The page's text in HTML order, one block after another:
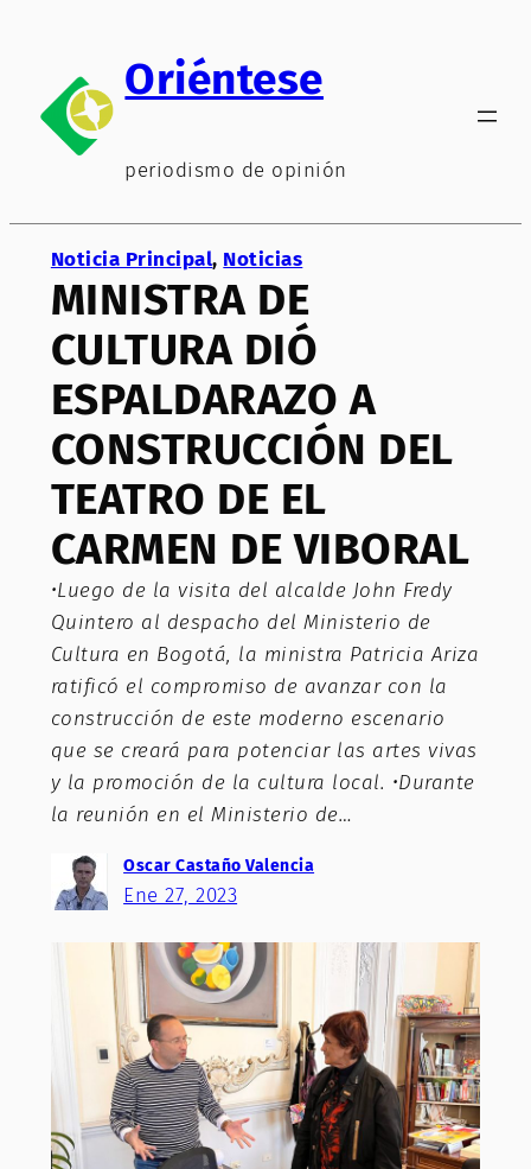
contenido
Oriéntese
periodismo de opinión
Noticia Principal, Noticias
MINISTRA DE
CULTURA DIÓ
ESPALDARAZO A
CONSTRUCCIÓN DEL
TEATRO DE EL
CARMEN DE VIBORAL
•Luego de la visita del alcalde John Fredy
Quintero al despacho del Ministerio de
Cultura en Bogotá, la ministra Patricia Ariza
ratificó el compromiso de avanzar con la
construcción de este moderno escenario
que se creará para potenciar las artes vivas
y la promoción de la cultura local. •Durante
la reunión en el Ministerio de…
Oscar Castaño Valencia
Ene 27, 2023